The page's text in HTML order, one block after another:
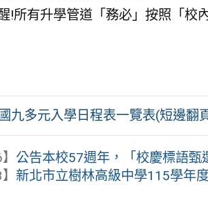
!所有升學管道「務必」按照「校
九多元入學日程表一覽表(短邊翻
公告本校57週年，「校慶標語甄
】新北市立樹林高級中學115學年